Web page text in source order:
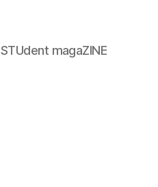
STUdent magaZINE